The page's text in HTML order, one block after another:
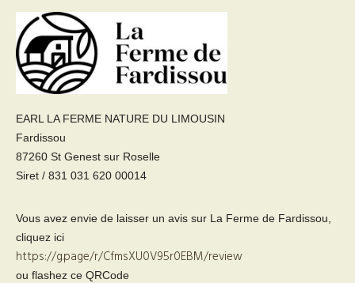
EARL LA FERME NATURE DU LIMOUSIN
Fardissou
87260 St Genest sur Roselle
Siret / 831 031 620 00014
Vous avez envie de laisser un avis sur La Ferme de Fardissou,
cliquez ici
https://g.page/r/CfmsXU0V95r0EBM/review
ou flashez ce QRCode